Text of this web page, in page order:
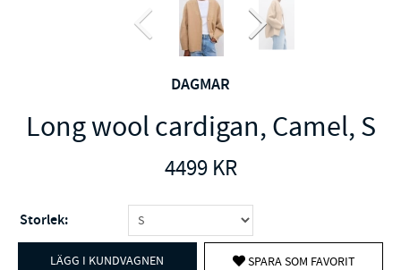
DAGMAR
Long wool cardigan, Camel, S
4499KR
Storlek:
LÄGG I KUNDVAGNEN SPARA SOM FAVORIT